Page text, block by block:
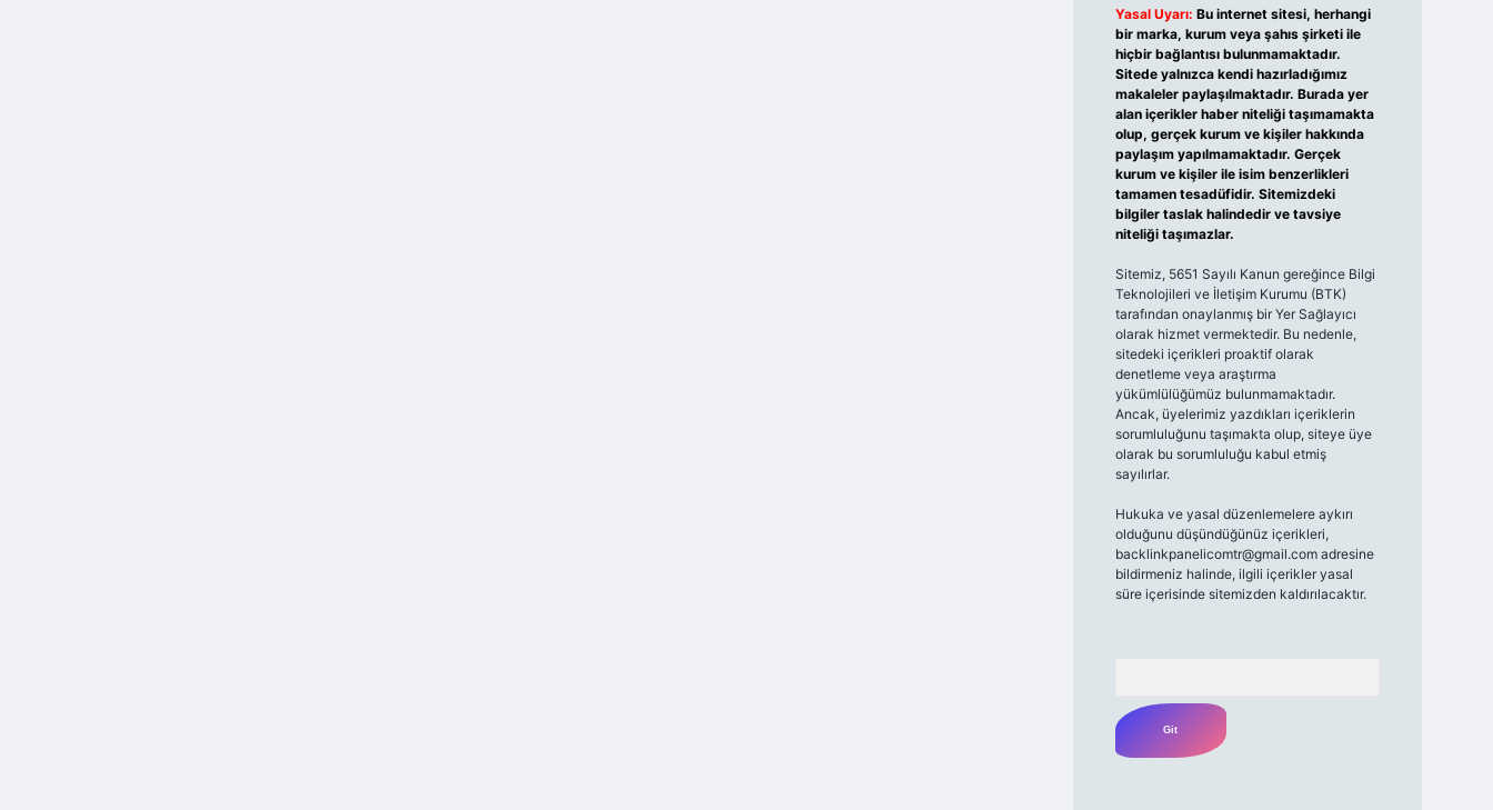
Yasal Uyarı: Bu internet sitesi, herhangi
bir marka, kurum veya şahıs şirketi ile
hiçbir bağlantısı bulunmamaktadır.
Sitede yalnızca kendi hazırladığımız
makaleler paylaşılmaktadır. Burada yer
alan içerikler haber niteliği taşımamakta
olup, gerçek kurum ve kişiler hakkında
paylaşım yapılmamaktadır. Gerçek
kurum ve kişiler ile isim benzerlikleri
tamamen tesadüfidir. Sitemizdeki
bilgiler taslak halindedir ve tavsiye
niteliği taşımazlar.
Sitemiz, 5651 Sayılı Kanun gereğince Bilgi
Teknolojileri ve İletişim Kurumu (BTK)
tarafından onaylanmış bir Yer Sağlayıcı
olarak hizmet vermektedir. Bu nedenle,
sitedeki içerikleri proaktif olarak
denetleme veya araştırma
yükümlülüğümüz bulunmamaktadır.
Ancak, üyelerimiz yazdıkları içeriklerin
sorumluluğunu taşımakta olup, siteye üye
olarak bu sorumluluğu kabul etmiş
sayılırlar.
Hukuka ve yasal düzenlemelere aykırı
olduğunu düşündüğünüz içerikleri,
backlinkpanelicomtr@gmail.comadresine
bildirmeniz halinde, ilgili içerikler yasal
süre içerisinde sitemizden kaldırılacaktır.